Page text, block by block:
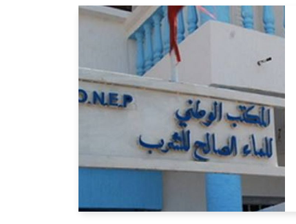
Lire la suite